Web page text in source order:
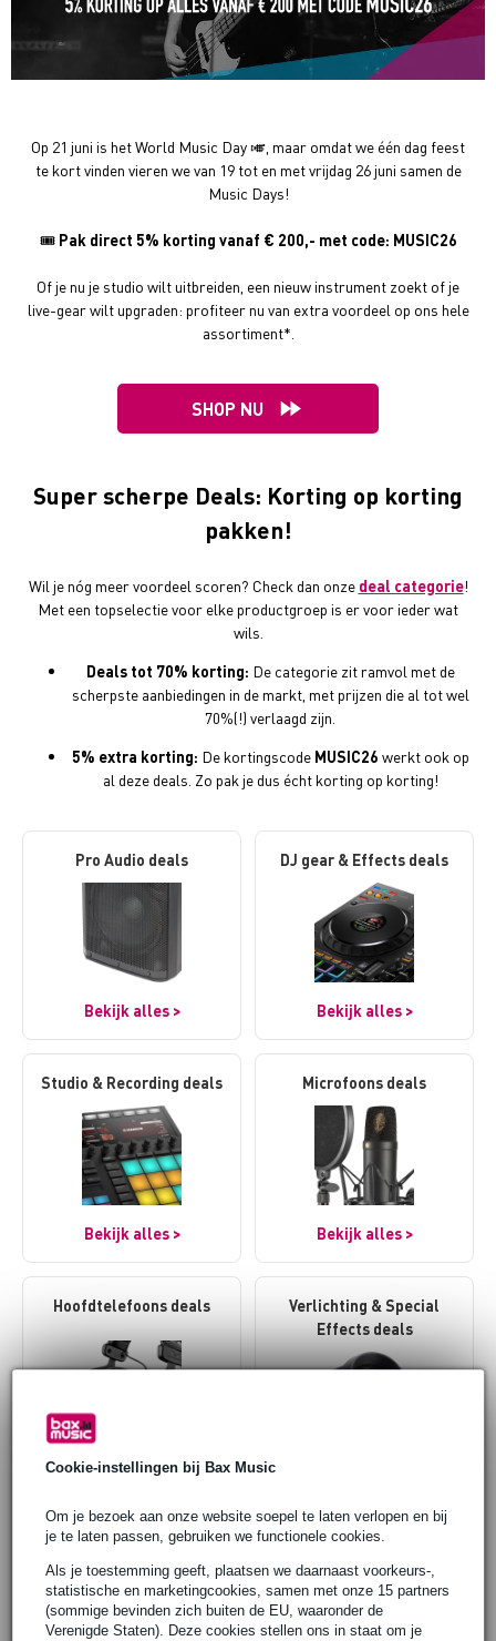
Cookie-instellingen bij Bax Music
Om je bezoek aan onze website soepel te laten verlopen en bij
je te laten passen, gebruiken we functionele cookies.
Als je toestemming geeft, plaatsen we daarnaast voorkeurs-,
statistische en marketingcookies, samen met onze 15 partners
(sommige bevinden zich buiten de EU, waaronder de
Verenigde Staten). Deze cookies stellen ons in staat om je
Op 21 juni is het World Music Day 🎺, maar omdat we één dag feest
te kort vinden vieren we van 19 tot en met vrijdag 26 juni samen de
Music Days!
🎟️ Pak direct 5% korting vanaf € 200,- met code: MUSIC26
Of je nu je studio wilt uitbreiden, een nieuw instrument zoekt of je
live-gear wilt upgraden: profiteer nu van extra voordeel op ons hele
assortiment*.
SHOP NU
Super scherpe Deals: Korting op korting
pakken!
Wil je nóg meer voordeel scoren? Check dan onze deal categorie!
Met een topselectie voor elke productgroep is er voor ieder wat
wils.
Deals tot 70% korting: De categorie zit ramvol met de
scherpste aanbiedingen in de markt, met prijzen die al tot wel
70%(!) verlaagd zijn.
5% extra korting: De kortingscode MUSIC26 werkt ook op
al deze deals. Zo pak je dus écht korting op korting!
Pro Audio deals
Bekijk alles >
DJ gear & Effects deals
Bekijk alles >
Studio & Recording deals
Bekijk alles >
Microfoons deals
Bekijk alles >
Hoofdtelefoons deals
Bekijk alles >
Verlichting & Special
Effects deals
Gitaar deals